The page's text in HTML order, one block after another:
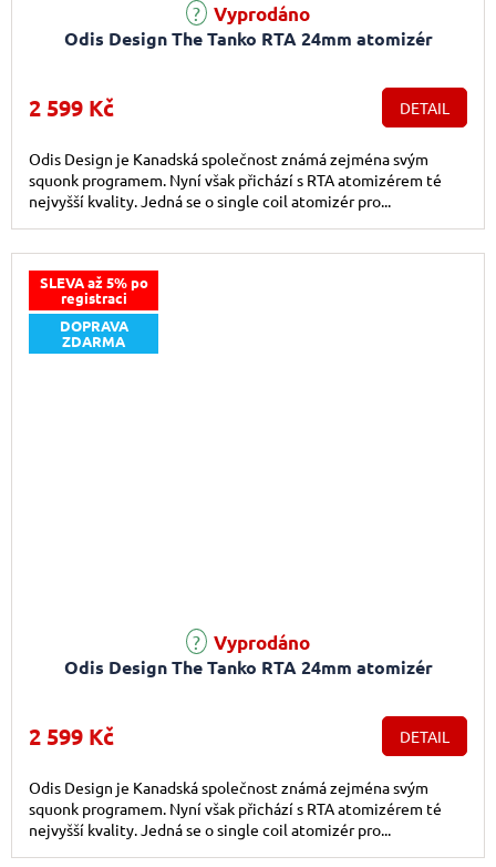
Odis Design The Tanko RTA 24mm atomizér
Vyprodáno
2 599 Kč DETAIL
Odis Design je Kanadská společnost známá zejména svým
squonk programem. Nyní však přichází s RTA atomizérem té
nejvyšší kvality. Jedná se o single coil atomizér pro...
SLEVA až 5% po
registraci
DOPRAVA
ZDARMA
Odis Design The Tanko RTA 24mm atomizér
Vyprodáno
2 599 Kč DETAIL
Odis Design je Kanadská společnost známá zejména svým
squonk programem. Nyní však přichází s RTA atomizérem té
nejvyšší kvality. Jedná se o single coil atomizér pro...